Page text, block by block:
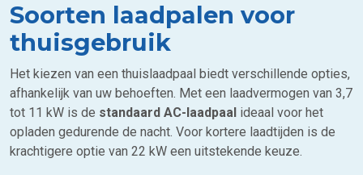
Soorten laadpalen voor
thuisgebruik
Het kiezen van een thuislaadpaal biedt verschillende opties,
afhankelijk van uw behoeften. Met een laadvermogen van 3,7
tot 11 kW is de standaard AC-laadpaal ideaal voor het
opladen gedurende de nacht. Voor kortere laadtijden is de
krachtigere optie van 22 kW een uitstekende keuze.